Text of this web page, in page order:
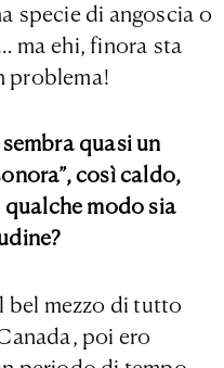
specie di angoscia o
ma ehi, finora sta
problema!
sembra quasi un
così caldo,
modo sia
mezzo di tutto
poi ero